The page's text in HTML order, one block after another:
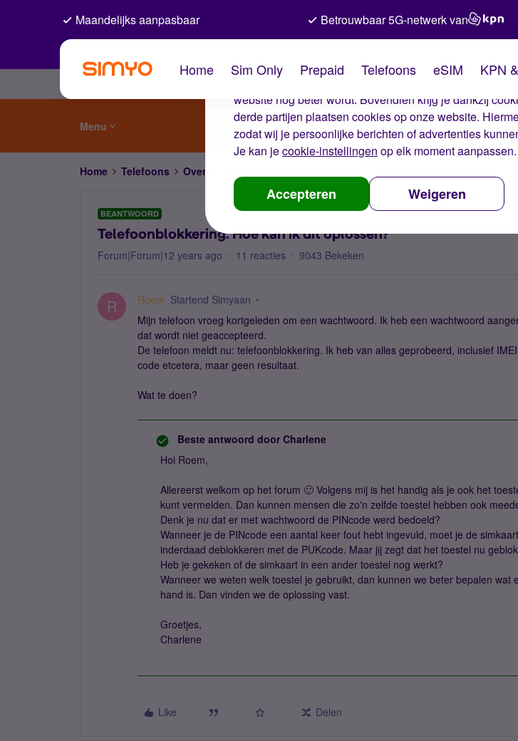
De cookies van Simyo
Wij gebruiken cookies op onze website. Met deze
website nog beter wordt. Bovendien krijg je dankzij
derde partijen plaatsen cookies op onze website.
zodat wij je persoonlijke berichten of advertenties
Je kan jecookie-instellingen op elk moment
Accepteren Weigeren
Maandelijks aanpasbaar Betrouwbaar 5G-netwerk van
Home Sim Only Prepaid Telefoons eSIM KPN
Menu
Home Telefoons Overige telefoons
BEANTWOORD
Telefoonblokkering. Hoe kan ik dit oplossen?
Forum|Forum|12 years ago 11 reacties 9043 Bekeken
R Roem Startend Simyaan
Mijn telefoon vroeg kortgeleden om een wachtwoord. Ik heb een wachtwoord
dat wordt niet geaccepteerd.
De telefoon meldt nu: telefoonblokkering. Ik heb van alles geprobeerd, inclusief
code etcetera, maar geen resultaat.
Wat te doen?
Beste antwoord door Charlene
Hoi Roem,
Allereerst welkom op het forum 🙂 Volgens mij is het handig als je ook het
kunt vermelden. Dan kunnen mensen die zo'n zelfde toestel hebben ook
Denk je nu dat er met wachtwoord de PINcode werd bedoeld?
Wanneer je de PINcode een aantal keer fout hebt ingevuld, moet je de simkaart
inderdaad deblokkeren met de PUKcode. Maar jij zegt dat het toestel nu
Heb je gekeken of de simkaart in een ander toestel nog werkt?
Wanneer we weten welk toestel je gebruikt, dan kunnen we beter bepalen wat
hand is. Dan vinden we de oplossing vast.
Groetjes,
Charlene
Like Delen